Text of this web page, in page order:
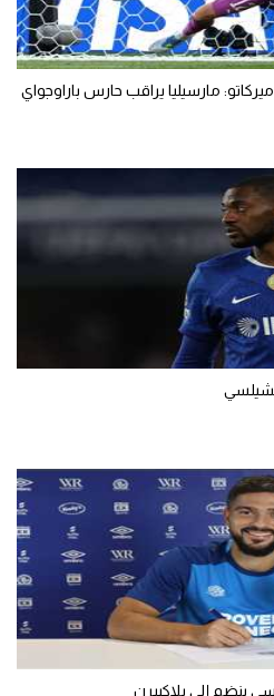
مارسيليا يراقب حارس باراوجواي
ينضم إلى بلاكبيرن